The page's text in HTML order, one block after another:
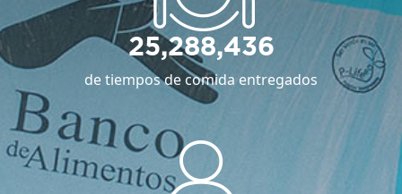
25,288,436
de tiempos de comida entregados